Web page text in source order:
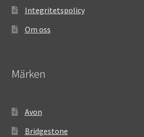
Integritetspolicy
Om oss
Märken
Avon
Bridgestone